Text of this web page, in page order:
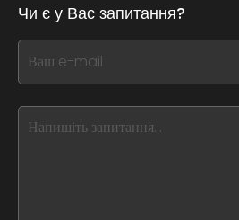
this
form
field
blank
Чи є у Вас запитання?
If
you
this,